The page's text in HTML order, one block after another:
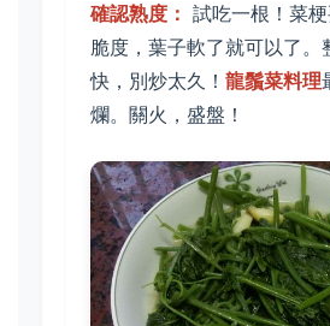
確認熟度： 試吃一根！菜
脆度，葉子軟了就可以了。
快，別炒太久！ 龍鬚菜料理
爛。關火，盛盤！